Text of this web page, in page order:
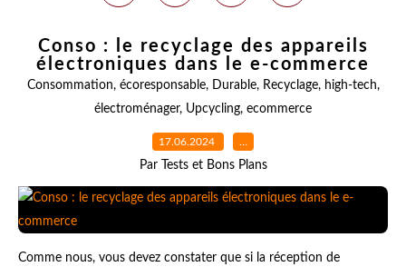
Conso : le recyclage des appareils
électroniques dans le e-commerce
Consommation, écoresponsable, Durable, Recyclage, high-tech,
électroménager, Upcycling, ecommerce
17.06.2024 …
Par Tests et Bons Plans
Comme nous, vous devez constater que si la réception de